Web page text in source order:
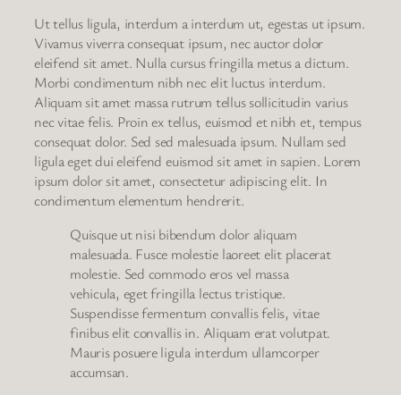
Ut tellus ligula, interdum a interdum ut, egestas ut ipsum.
Vivamus viverra consequat ipsum, nec auctor dolor
eleifend sit amet. Nulla cursus fringilla metus a dictum.
Morbi condimentum nibh nec elit luctus interdum.
Aliquam sit amet massa rutrum tellus sollicitudin varius
nec vitae felis. Proin ex tellus, euismod et nibh et, tempus
consequat dolor. Sed sed malesuada ipsum. Nullam sed
ligula eget dui eleifend euismod sit amet in sapien. Lorem
ipsum dolor sit amet, consectetur adipiscing elit. In
condimentum elementum hendrerit.
Quisque ut nisi bibendum dolor aliquam
malesuada. Fusce molestie laoreet elit placerat
molestie. Sed commodo eros vel massa
vehicula, eget fringilla lectus tristique.
Suspendisse fermentum convallis felis, vitae
finibus elit convallis in. Aliquam erat volutpat.
Mauris posuere ligula interdum ullamcorper
accumsan.